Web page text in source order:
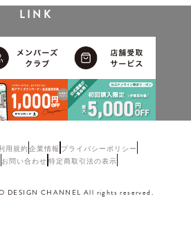
LINK
用規約企業情報 プライバシーポリシー
お問い合わせ 特定商取引法の表示
DESIGN CHANNEL All rights reserved.